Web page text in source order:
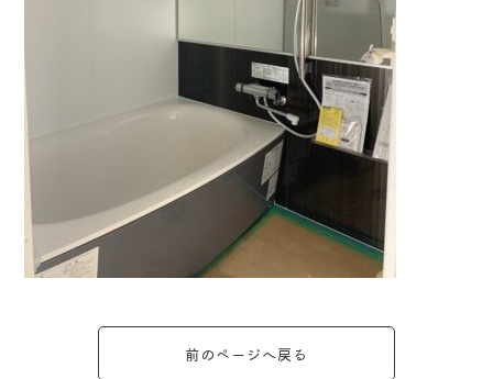
前のページへ戻る